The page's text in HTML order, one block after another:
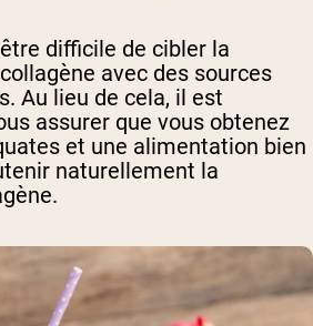
difficile de cibler la
avec des sources
Au lieu de cela, il est
assurer que vous obtenez
et une alimentation bien
naturellement la